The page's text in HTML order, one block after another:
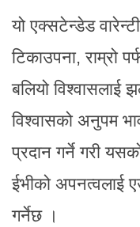
यो एक्सटेन्डेड
टिकाउपना, राम्रो
बलियो विश्वासलाई
विश्वासको अनुपम
प्रदान गर्ने गरी
ईभीको अपनत्वलाई
गर्नेछ ।